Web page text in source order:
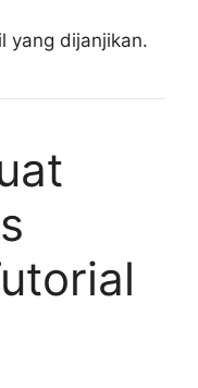
yang dijanjikan.